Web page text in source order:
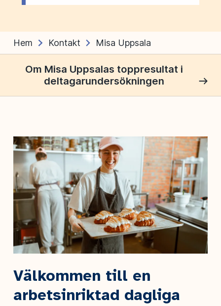
Hem Kontakt Misa Uppsala
Om Misa Uppsalas toppresultat i
deltagarundersökningenLäs mer
Välkommen till en
arbetsinriktad dagliga